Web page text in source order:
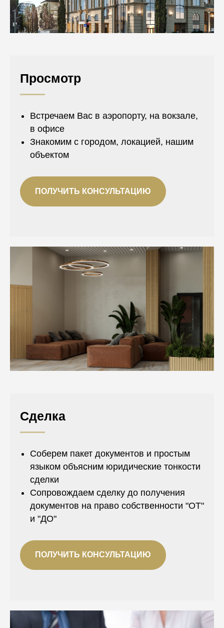
Просмотр
Встречаем Вас в аэропорту, на вокзале,
в офисе
Знакомим с городом, локацией, нашим
объектом
ПОЛУЧИТЬ КОНСУЛЬТАЦИЮ
Сделка
Соберем пакет документов и простым
языком объясним юридические тонкости
сделки
Сопровождаем сделку до получения
документов на право собственности "ОТ"
и "ДО"
ПОЛУЧИТЬ КОНСУЛЬТАЦИЮ